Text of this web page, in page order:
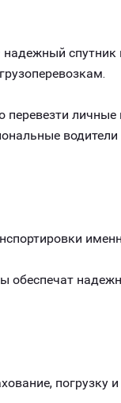
спутник
перевезти
обеспечат
погрузку